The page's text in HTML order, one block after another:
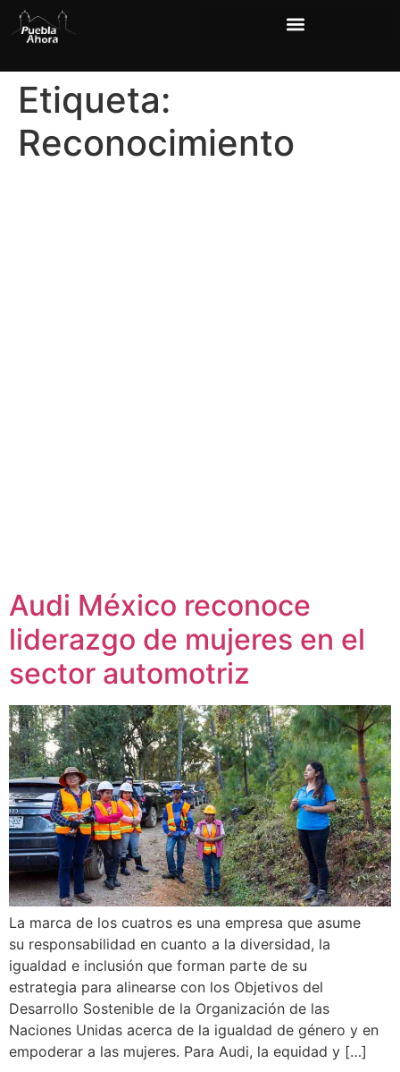
Etiqueta:
Reconocimiento
Audi México reconoce
liderazgo de mujeres en el
sector automotriz
La marca de los cuatros es una empresa que asume
su responsabilidad en cuanto a la diversidad, la
igualdad e inclusión que forman parte de su
estrategia para alinearse con los Objetivos del
Desarrollo Sostenible de la Organización de las
Naciones Unidas acerca de la igualdad de género y en
empoderar a las mujeres. Para Audi, la equidad y […]